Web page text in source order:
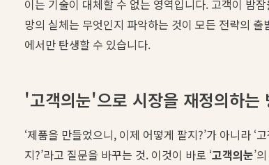
이는 기술이 대체할 수 없는 영역입니다. 고객이 밤
망의 실체는 무엇인지 파악하는 것이 모든 전략의
에서만 탄생할 수 있습니다.
'고객의눈'으로 시장을 재정의하는
‘제품을 만들었으니, 이제 어떻게 팔지?’가 아니라
지?’라고 질문을 바꾸는 것. 이것이 바로 ‘고객의눈’